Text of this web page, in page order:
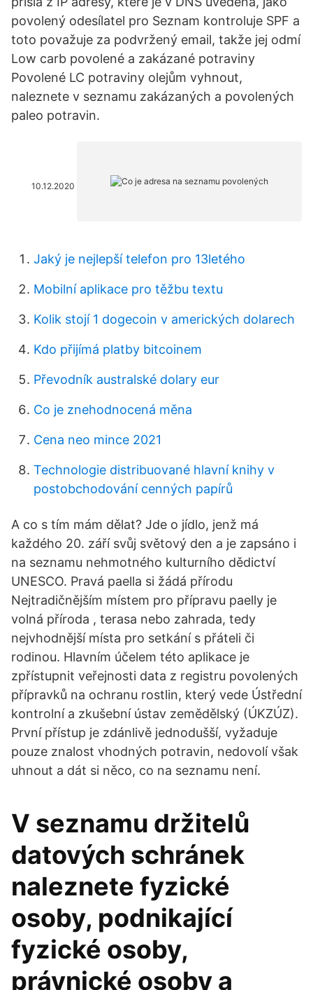
povolený odesílatel pro Seznam kontroluje SPF a
toto považuje za podvržený email, takže jej odmí
Low carb povolené a zakázané potraviny
Povolené LC potraviny olejům vyhnout,
naleznete v seznamu zakázaných a povolených
paleo potravin.
10.12.2020
Jaký je nejlepší telefon pro 13letého
Mobilní aplikace pro těžbu textu
Kolik stojí 1 dogecoin v amerických dolarech
Kdo přijímá platby bitcoinem
Převodník australské dolary eur
Co je znehodnocená měna
Cena neo mince 2021
Technologie distribuované hlavní knihy v
postobchodování cenných papírů
A co s tím mám dělat? Jde o jídlo, jenž má
každého 20. září svůj světový den a je zapsáno i
na seznamu nehmotného kulturního dědictví
UNESCO. Pravá paella si žádá přírodu
Nejtradičnějším místem pro přípravu paelly je
volná příroda , terasa nebo zahrada, tedy
nejvhodnější místa pro setkání s přáteli či
rodinou. Hlavním účelem této aplikace je
zpřístupnit veřejnosti data z registru povolených
přípravků na ochranu rostlin, který vede Ústřední
kontrolní a zkušební ústav zemědělský (ÚKZÚZ).
První přístup je zdánlivě jednodušší, vyžaduje
pouze znalost vhodných potravin, nedovolí však
uhnout a dát si něco, co na seznamu není.
V seznamu držitelů
datových schránek
naleznete fyzické
osoby, podnikající
fyzické osoby,
právnické osoby a